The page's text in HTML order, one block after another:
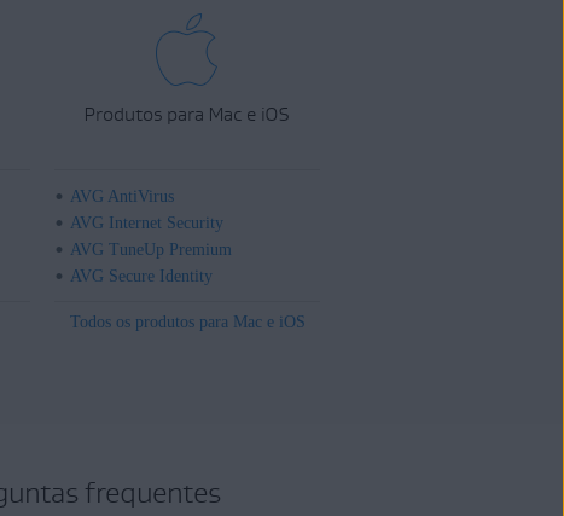
Produtos para Mac e iOS
AVG AntiVirus
AVG Internet Security
AVG TuneUp Premium
AVG Secure Identity
Todos os produtos para Mac e iOS
frequentes